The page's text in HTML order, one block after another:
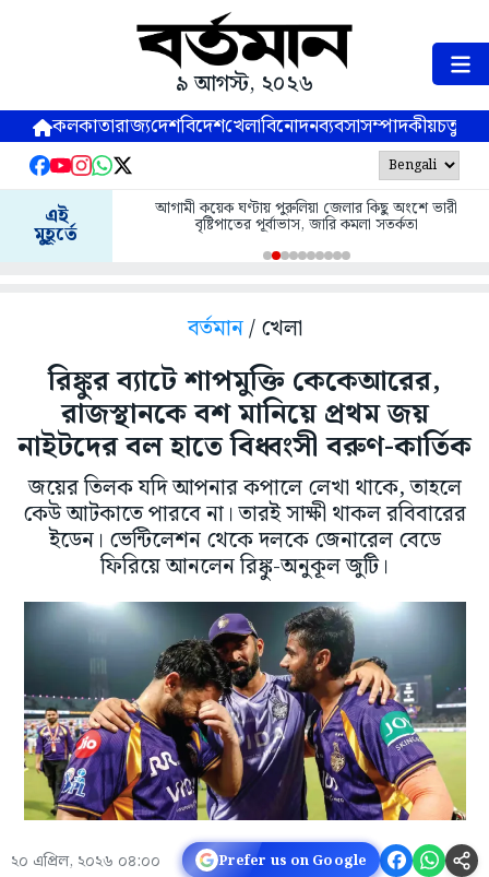
৯ আগস্ট, ২০২৬
কলকাতারাজ্যদেশবিদেশখেলাবিনোদনব্যবসাসম্পাদকীয়
এই
মুহূর্তে
আগামী কয়েক ঘণ্টায় পুরুলিয়া জেলার কিছু অংশে ভারী
বৃষ্টিপাতের পূর্বাভাস, জারি কমলা সতর্কতা
বর্তমান/ খেলা
রিঙ্কুর ব্যাটে শাপমুক্তি কেকেআরের,
রাজস্থানকে বশ মানিয়ে প্রথম জয়
নাইটদের বল হাতে বিধ্বংসী বরুণ-কার্তিক
জয়ের তিলক যদি আপনার কপালে লেখা থাকে, তাহলে
কেউ আটকাতে পারবে না। তারই সাক্ষী থাকল রবিবারের
ইডেন। ভেন্টিলেশন থেকে দলকে জেনারেল বেডে
ফিরিয়ে আনলেন রিঙ্কু-অনুকূল জুটি।
২০ এপ্রিল, ২০২৬ ০৪:০০ Prefer us on Google